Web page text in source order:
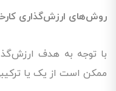
روش‌های ارزش‌گذاری
با توجه به هدف
ممکن است از یک یا